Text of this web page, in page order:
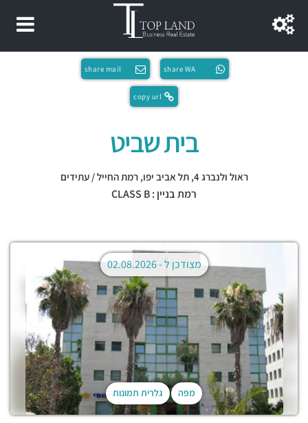
share WA
share mail
copy url
בית שביט
ראול ולנברג 4, תל אביב יפו,רמת החייל / עתידים
רמת בניין : CLASS B
מפה גלרית תמונות
מצודכן ל -02.08.2026